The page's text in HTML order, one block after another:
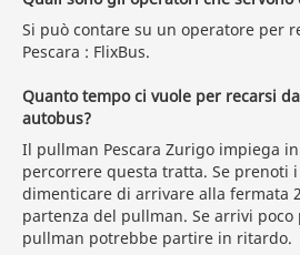
Si può contare su un operatore per
Pescara : FlixBus.
Quanto tempo ci vuole per recarsi
autobus?
Il pullman Pescara Zurigo impiega
percorrere questa tratta. Se prenoti
dimenticare di arrivare alla fermata
partenza del pullman. Se arrivi
pullman potrebbe partire in ritardo.